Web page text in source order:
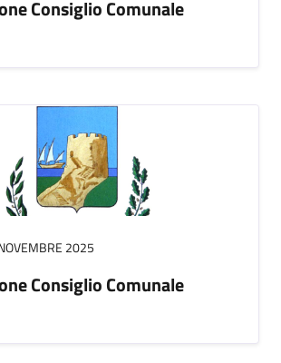
Consiglio Comunale
2025
Consiglio Comunale